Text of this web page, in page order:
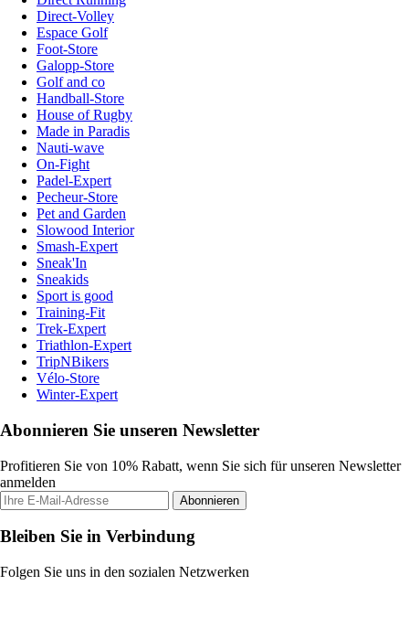
Direct-Volley
Espace Golf
Foot-Store
Galopp-Store
Golf and co
Handball-Store
House of Rugby
Made in Paradis
Nauti-wave
On-Fight
Padel-Expert
Pecheur-Store
Pet and Garden
Slowood Interior
Smash-Expert
Sneak'In
Sneakids
Sport is good
Training-Fit
Trek-Expert
Triathlon-Expert
TripNBikers
Vélo-Store
Winter-Expert
Abonnieren Sie unseren Newsletter
Profitieren Sie von 10% Rabatt, wenn Sie sich für unseren Newsletter
anmelden
Abonnieren
Bleiben Sie in Verbindung
Folgen Sie uns in den sozialen Netzwerken